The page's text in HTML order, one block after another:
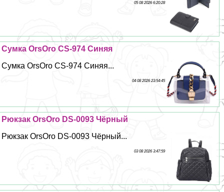
05 08 2026 6:20:28
Сумка OrsOro CS-974 Синяя
Сумка OrsOro CS-974 Синяя...
04 08 2026 23:54:45
Рюкзак OrsOro DS-0093 Чёрный
Рюкзак OrsOro DS-0093 Чёрный...
03 08 2026 3:47:59